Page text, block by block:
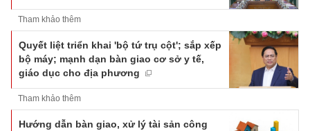
Tham khảo thêm
Quyết liệt triển khai 'bộ tứ trụ cột'; sắp xếp
bộ máy; mạnh dạn bàn giao cơ sở y tế,
giáo dục cho địa phương
Tham khảo thêm
Hướng dẫn bàn giao, xử lý tài sản công